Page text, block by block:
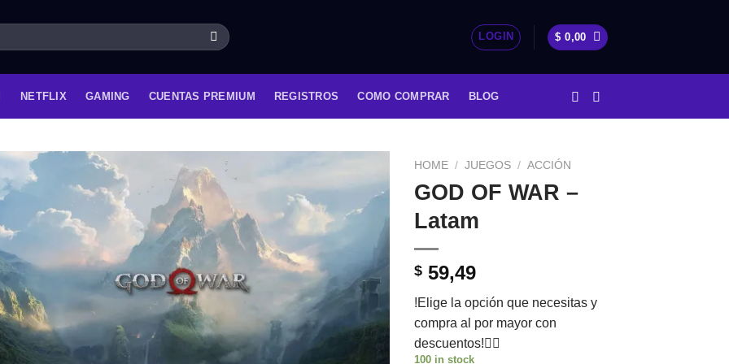
LOGIN $ 0,00
NETFLIX GAMING CUENTAS PREMIUM REGISTROS COMO COMPRAR BLOG
HOME / JUEGOS / ACCIÓN
GOD OF WAR –
Latam
$ 59,49
!Elige la opción que necesitas y
compra al por mayor con
descuentos!👇🏼
100 in stock